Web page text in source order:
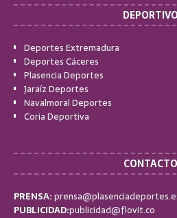
Deportes Extremadura
Deportes Cáceres
Plasencia Deportes
Jaraíz Deportes
Navalmoral Deportes
Coria Deportiva
PRENSA:
PUBLICIDAD:publicidad@flovit.co